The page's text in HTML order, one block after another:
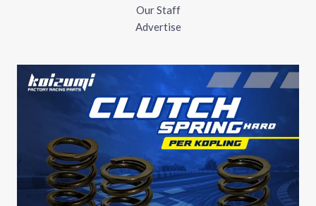
Our Staff
Advertise